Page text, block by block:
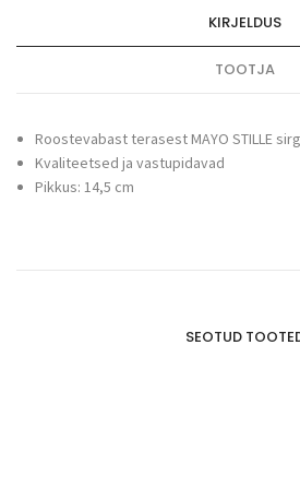
KIRJELDUS
TOOTJA
Roostevabast terasest MAYO STILLE
Kvaliteetsed ja vastupidavad
Pikkus: 14,5 cm
SEOTUD